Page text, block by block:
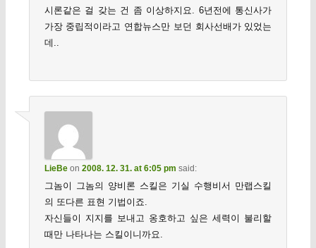
시론같은 걸 갖는 건 좀 이상하지요. 6년전에 통신사가
가장 중립적이라고 연합뉴스만 보던 회사선배가 있었는
데..
LieBeon 2008. 12. 31. at 6:05 pm said:
그놈이 그놈의 양비론 스킬은 기실 수행비서 만랩스킬
의 또다른 표현 기법이죠.
자신들이 지지를 보내고 옹호하고 싶은 세력이 불리할
때만 나타나는 스킬이니까요.